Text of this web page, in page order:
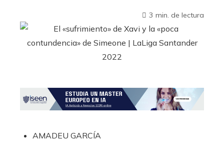
3 min. de lectura
AMADEU GARCÍA